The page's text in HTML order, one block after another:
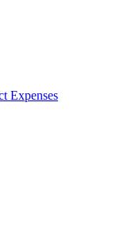
Expenses